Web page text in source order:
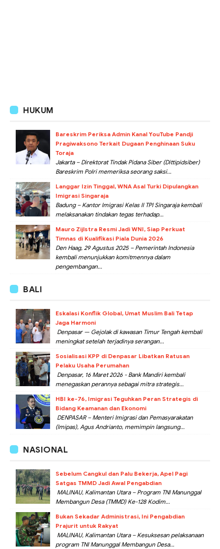
HUKUM
Bareskrim Periksa Admin Kanal YouTube Pandji
Pragiwaksono Terkait Dugaan Penghinaan Suku
Toraja
Jakarta – Direktorat Tindak Pidana Siber (Dittipidsiber)
Bareskrim Polri memeriksa seorang saksi...
Langgar Izin Tinggal, WNA Asal Turki Dipulangkan
Imigrasi Singaraja
Badung – Kantor Imigrasi Kelas II TPI Singaraja kembali
melaksanakan tindakan tegas terhadap...
Mauro Zijlstra Resmi Jadi WNI, Siap Perkuat
Timnas di Kualifikasi Piala Dunia 2026
Den Haag, 29 Agustus 2025 – Pemerintah Indonesia
kembali menunjukkan komitmennya dalam
pengembangan...
BALI
Eskalasi Konflik Global, Umat Muslim Bali Tetap
Jaga Harmoni
Denpasar — Gejolak di kawasan Timur Tengah kembali
meningkat setelah terjadinya serangan...
Sosialisasi KPP di Denpasar Libatkan Ratusan
Pelaku Usaha Perumahan
Denpasar, 16 Maret 2026 - Bank Mandiri kembali
menegaskan perannya sebagai mitra strategis...
HBI ke-76, Imigrasi Teguhkan Peran Strategis di
Bidang Keamanan dan Ekonomi
DENPASAR – Menteri Imigrasi dan Pemasyarakatan
(Imipas), Agus Andrianto, memimpin langsung...
NASIONAL
Sebelum Cangkul dan Palu Bekerja, Apel Pagi
Satgas TMMD Jadi Awal Pengabdian
MALINAU, Kalimantan Utara – Program TNI Manunggal
Membangun Desa (TMMD) Ke-128 Kodim...
Bukan Sekadar Administrasi, Ini Pengabdian
Prajurit untuk Rakyat
MALINAU, Kalimantan Utara – Kesuksesan pelaksanaan
program TNI Manunggal Membangun Desa...